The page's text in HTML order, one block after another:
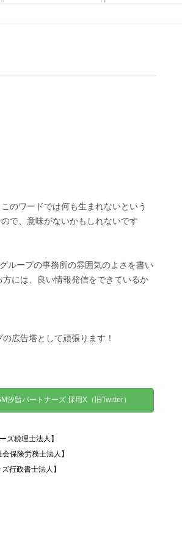
のワードでは何も生まれないという
で、意味がないかもしれないです
ループの事務所の雰囲気のよさを書い
には、良い情報発信をできているか
広告塔として頑張ります！
汐留パートナーズ 採用X（旧Twitter）
ズ税理士法人】
保険労務士法人】
行政書士法人】